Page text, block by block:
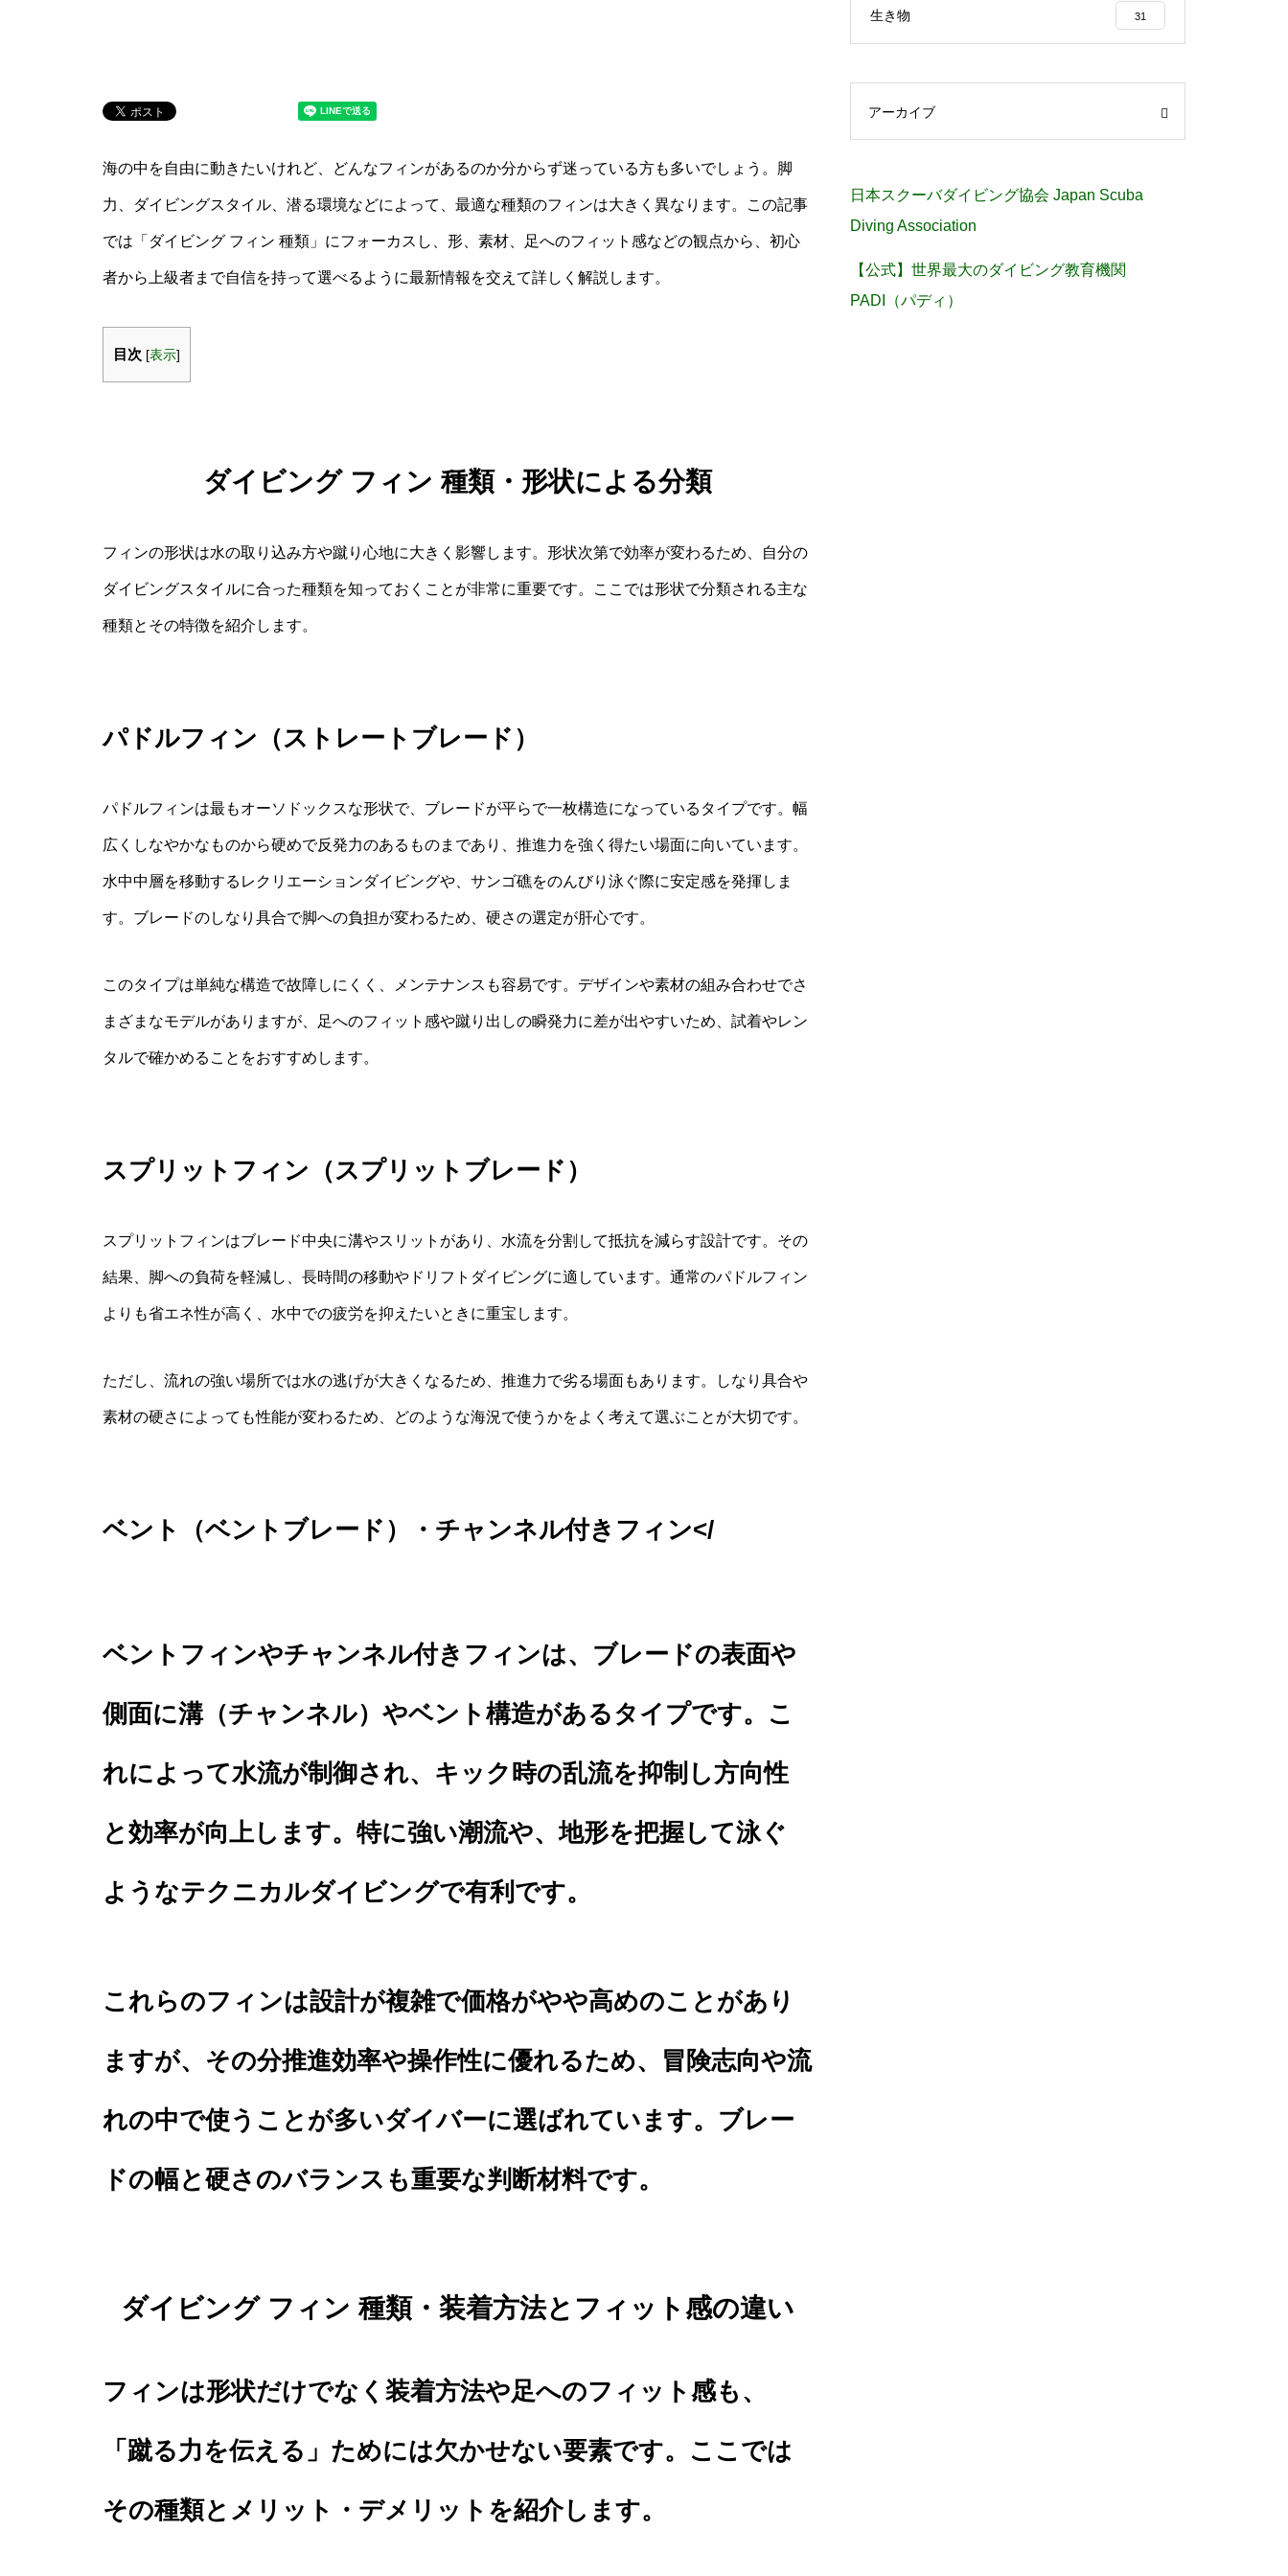
海の中を自由に動きたいけれど、どんなフィンがあるのか分からず迷っている方も多いでしょう。脚
力、ダイビングスタイル、潜る環境などによって、最適な種類のフィンは大きく異なります。この記事
では「ダイビング フィン 種類」にフォーカスし、形、素材、足へのフィット感などの観点から、初心
者から上級者まで自信を持って選べるように最新情報を交えて詳しく解説します。
目次 [表示]
ダイビング フィン 種類・形状による分類
フィンの形状は水の取り込み方や蹴り心地に大きく影響します。形状次第で効率が変わるため、自分の
ダイビングスタイルに合った種類を知っておくことが非常に重要です。ここでは形状で分類される主な
種類とその特徴を紹介します。
パドルフィン（ストレートブレード）
パドルフィンは最もオーソドックスな形状で、ブレードが平らで一枚構造になっているタイプです。幅
広くしなやかなものから硬めで反発力のあるものまであり、推進力を強く得たい場面に向いています。
水中中層を移動するレクリエーションダイビングや、サンゴ礁をのんびり泳ぐ際に安定感を発揮しま
す。ブレードのしなり具合で脚への負担が変わるため、硬さの選定が肝心です。
このタイプは単純な構造で故障しにくく、メンテナンスも容易です。デザインや素材の組み合わせでさ
まざまなモデルがありますが、足へのフィット感や蹴り出しの瞬発力に差が出やすいため、試着やレン
タルで確かめることをおすすめします。
スプリットフィン（スプリットブレード）
スプリットフィンはブレード中央に溝やスリットがあり、水流を分割して抵抗を減らす設計です。その
結果、脚への負荷を軽減し、長時間の移動やドリフトダイビングに適しています。通常のパドルフィン
よりも省エネ性が高く、水中での疲労を抑えたいときに重宝します。
ただし、流れの強い場所では水の逃げが大きくなるため、推進力で劣る場面もあります。しなり具合や
素材の硬さによっても性能が変わるため、どのような海況で使うかをよく考えて選ぶことが大切です。
ベント（ベントブレード）・チャンネル付きフィン</
ベントフィンやチャンネル付きフィンは、ブレードの表面や
側面に溝（チャンネル）やベント構造があるタイプです。こ
れによって水流が制御され、キック時の乱流を抑制し方向性
と効率が向上します。特に強い潮流や、地形を把握して泳ぐ
ようなテクニカルダイビングで有利です。
これらのフィンは設計が複雑で価格がやや高めのことがあり
ますが、その分推進効率や操作性に優れるため、冒険志向や流
れの中で使うことが多いダイバーに選ばれています。ブレー
ドの幅と硬さのバランスも重要な判断材料です。
ダイビング フィン 種類・装着方法とフィット感の違い
フィンは形状だけでなく装着方法や足へのフィット感も、
「蹴る力を伝える」ためには欠かせない要素です。ここでは
その種類とメリット・デメリットを紹介します。
生き物 31
アーカイブ
日本スクーバダイビング協会 Japan Scuba
Diving Association
【公式】世界最大のダイビング教育機関
PADI（パディ）